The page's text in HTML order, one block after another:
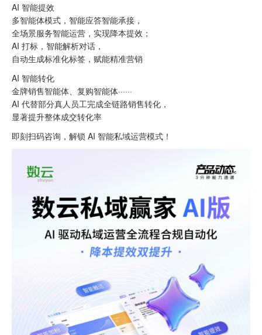
AI 智能提效
多智能体模式，智能应答智能承接，
全场景服务智能运营，实现降本提效；
AI 打标，智能解析对话，
自动生成标准化标签，赋能精准营销
AI 智能转化
金牌销售智能体、复购智能体······
AI 代替部分真人员工完成全链路销售转化，
显著提升整体成交转化率
即刻扫码咨询，解锁 AI 智能私域运营模式！